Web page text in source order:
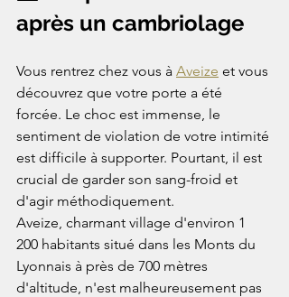
après un cambriolage
Vous rentrez chez vous à Aveize et vous
découvrez que votre porte a été
forcée. Le choc est immense, le
sentiment de violation de votre intimité
est difficile à supporter. Pourtant, il est
crucial de garder son sang-froid et
d'agir méthodiquement.
Aveize, charmant village d'environ 1
200 habitants situé dans les Monts du
Lyonnais à près de 700 mètres
d'altitude, n'est malheureusement pas